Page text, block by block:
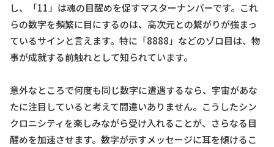
し、「11」は魂の目醒めを促すマスターナンバーです。これ
らの数字を頻繁に目にするのは、高次元との繋がりが強まっ
ているサインと言えます。特に「8888」などのゾロ目は、物
事が成就する前触れとして知られています。
意外なところで何度も同じ数字に遭遇するなら、宇宙があな
たに注目していると考えて間違いありません。こうしたシン
クロニシティを楽しみながら受け入れることが、さらなる目
醒めを加速させます。数字が示すメッセージに耳を傾けるこ